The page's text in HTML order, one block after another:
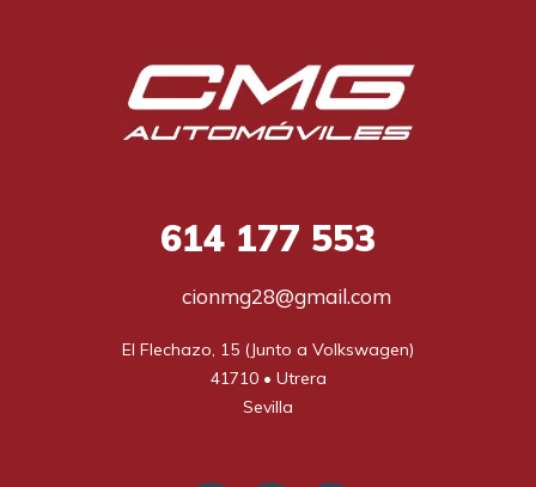
614 177 553
cionmg28@gmail.com
El Flechazo, 15 (Junto a Volkswagen)
41710 • Utrera
Sevilla